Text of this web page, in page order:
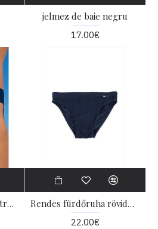
jelmez de baie negru
17.00€
kosztüm de baie albastru închis Rendes fürdőruha rövidnadrág
22.00€